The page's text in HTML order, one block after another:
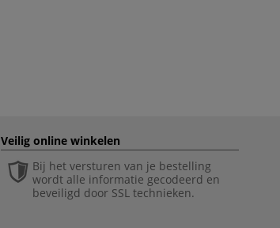
Veilig online winkelen
Bij het versturen van je bestelling
wordt alle informatie gecodeerd en
beveiligd door SSL technieken.